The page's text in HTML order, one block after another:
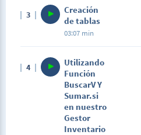
En esta lección
vincularlos a cada
gestor
3
Creación
de tablas
03:07 min
En esta lección
realizar nuestro
4
Utilizando
Función
BuscarV Y
Sumar.si
en nuestro
Gestor
Inventario